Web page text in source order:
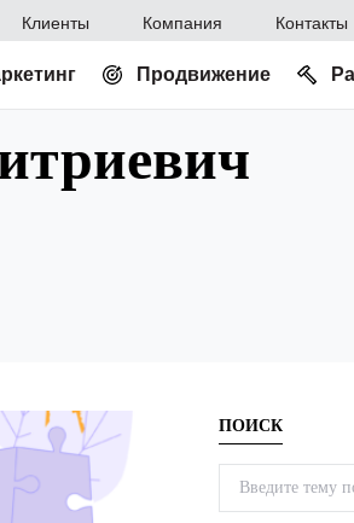
Клиенты Компания Контакты
Продвижение
ПОИСК
Search for: